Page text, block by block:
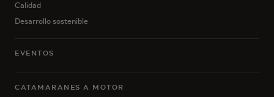
Calidad
Desarrollo sostenible
EVENTOS
CATAMARANES A MOTOR